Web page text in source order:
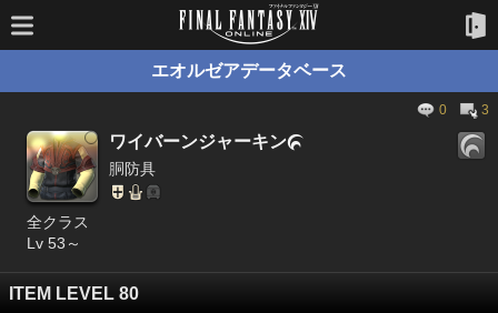
エオルゼアデータベース
0 3
ワイバーンジャーキン
胴防具
全クラス
Lv 53～
ITEM LEVEL 80